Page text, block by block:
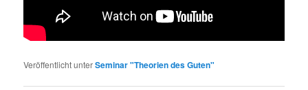
Veröffentlicht unterSeminar "Theorien des Guten"